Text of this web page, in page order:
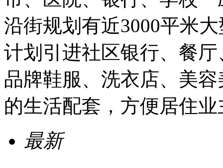
沿街规划有近3000平米
计划引进社区银行、餐
品牌鞋服、洗衣店、美
的生活配套，方便居住
最新